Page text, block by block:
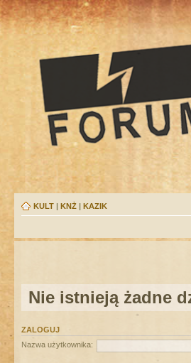
KULT | KNŻ | KAZIK
Nie istnieją żadne
ZALOGUJ
Nazwa użytkownika: